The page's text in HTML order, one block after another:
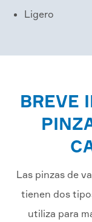
Ligero
BREVE
Las pinzas de
tienen dos
utiliza para